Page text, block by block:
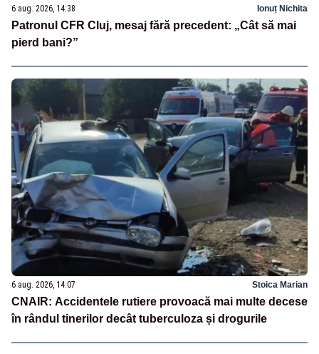
6 aug. 2026, 14:38 Ionuț Nichita
Patronul CFR Cluj, mesaj fără precedent: „Cât să mai
pierd bani?”
6 aug. 2026, 14:07 Stoica Marian
CNAIR: Accidentele rutiere provoacă mai multe decese
în rândul tinerilor decât tuberculoza și drogurile